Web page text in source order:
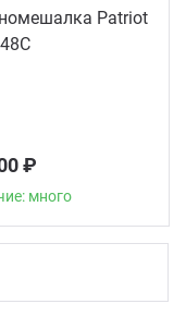
Patriot
₽
много